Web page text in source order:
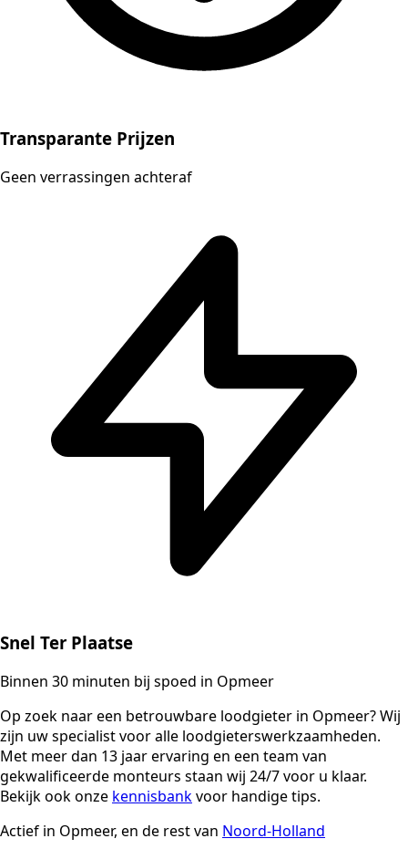
Transparante Prijzen
Geen verrassingen achteraf
Snel Ter Plaatse
Binnen 30 minuten bij spoed in Opmeer
Op zoek naar een betrouwbare loodgieter in Opmeer? Wij
zijn uw specialist voor alle loodgieterswerkzaamheden.
Met meer dan 13 jaar ervaring en een team van
gekwalificeerde monteurs staan wij 24/7 voor u klaar.
Bekijk ook onze kennisbankvoor handige tips.
Actief in Opmeer, en de rest van Noord-Holland